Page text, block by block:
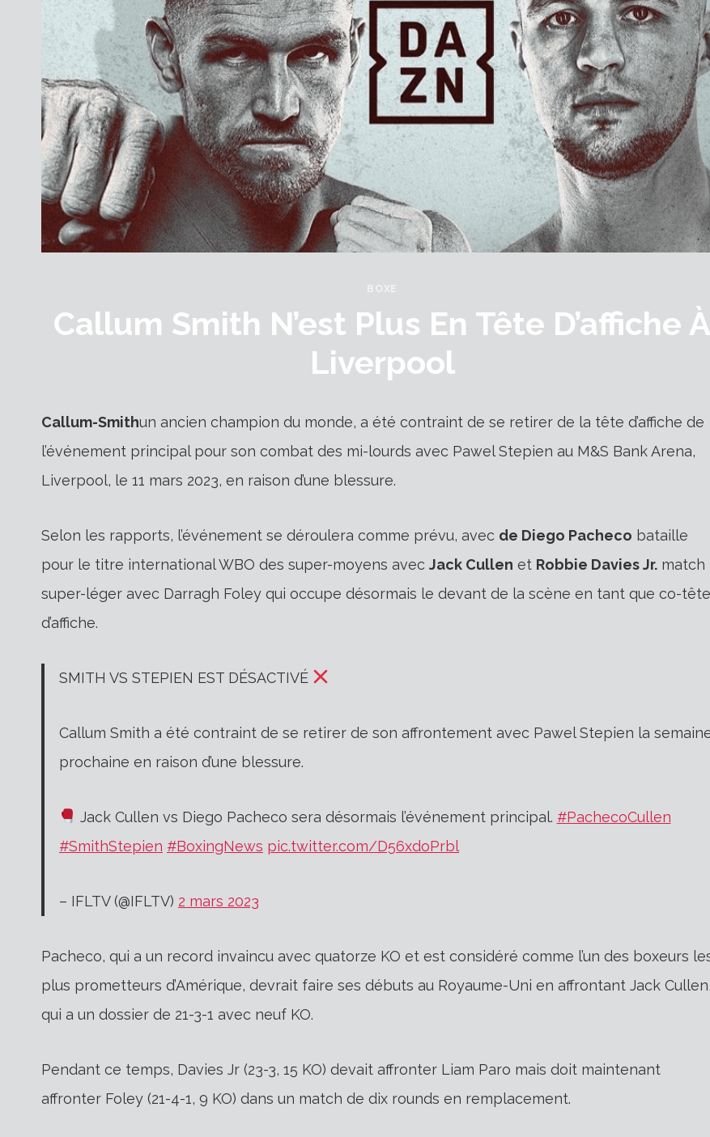
BOXE
Callum Smith N’est Plus En Tête D’affiche À
Liverpool
Callum-Smithun ancien champion du monde, a été contraint de se retirer de la tête d’affiche de
l’événement principal pour son combat des mi-lourds avec Pawel Stepien au M&S Bank Arena,
Liverpool, le 11 mars 2023, en raison d’une blessure.
Selon les rapports, l’événement se déroulera comme prévu, avec de Diego Pacheco bataille
pour le titre international WBO des super-moyens avec Jack Cullen et Robbie Davies Jr. match
super-léger avec Darragh Foley qui occupe désormais le devant de la scène en tant que co-
d’affiche.
SMITH VS STEPIEN EST DÉSACTIVÉ
Callum Smith a été contraint de se retirer de son affrontement avec Pawel Stepien la
prochaine en raison d’une blessure.
Jack Cullen vs Diego Pacheco sera désormais l’événement principal. #PachecoCullen
#SmithStepien #BoxingNews pic.twitter.com/D56xdoPrbl
– IFLTV (@IFLTV) 2 mars 2023
Pacheco, qui a un record invaincu avec quatorze KO et est considéré comme l’un des boxeurs
plus prometteurs d’Amérique, devrait faire ses débuts au Royaume-Uni en affrontant Jack Cullen,
qui a un dossier de 21-3-1 avec neuf KO.
Pendant ce temps, Davies Jr (23-3, 15 KO) devait affronter Liam Paro mais doit maintenant
affronter Foley (21-4-1, 9 KO) dans un match de dix rounds en remplacement.